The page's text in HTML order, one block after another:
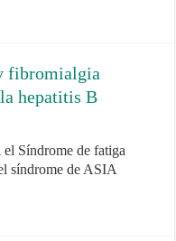
fibromialgia
hepatitis B
Síndrome de fatiga
síndrome de ASIA